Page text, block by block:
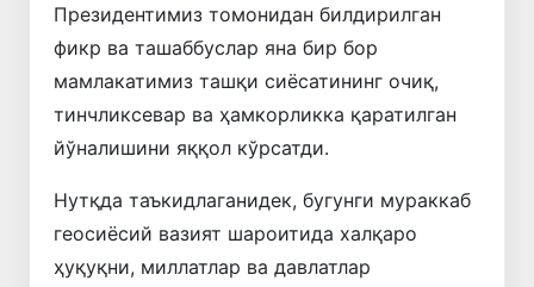
Президентимиз томонидан билдирилган
фикр ва ташаббуслар яна бир бор
мамлакатимиз ташқи сиёсатининг очиқ,
тинчликсевар ва ҳамкорликка қаратилган
йўналишини яққол кўрсатди.
Нутқда таъкидлаганидек, бугунги мураккаб
геосиёсий вазият шароитида халқаро
ҳуқуқни, миллатлар ва давлатлар